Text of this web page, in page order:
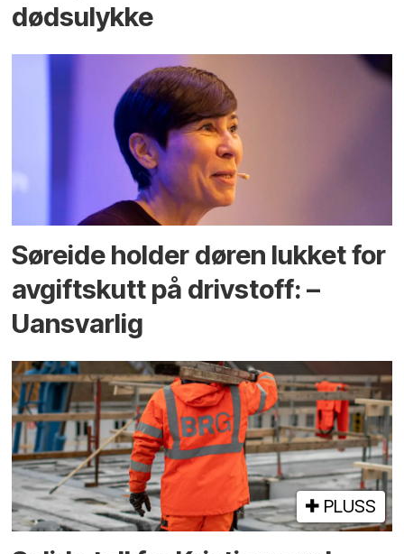
dødsulykke
Søreide holder døren lukket for
avgiftskutt på drivstoff: –
Uansvarlig
PLUSS